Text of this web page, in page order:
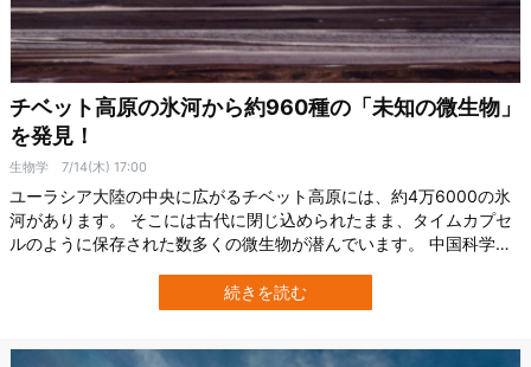
チベット高原の氷河から約960種の「未知の微生物」
を発見！
生物学 7/14(木) 17:00
ユーラシア大陸の中央に広がるチベット高原には、約4万6000の氷
河があります。 そこには古代に閉じ込められたまま、タイムカプセ
ルのように保存された数多くの微生物が潜んでいます。 中国科学院
調査、968種の微生物を発見したと発表しました。 そして、そのう
ちの98%が未知の新種であると判明したのです。 研究チームは、温
続きを読む